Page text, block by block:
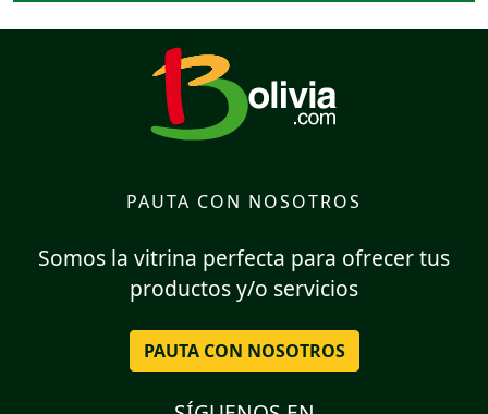
PAUTA CON NOSOTROS
Somos la vitrina perfecta para ofrecer tus
productos y/o servicios
PAUTA CON NOSOTROS